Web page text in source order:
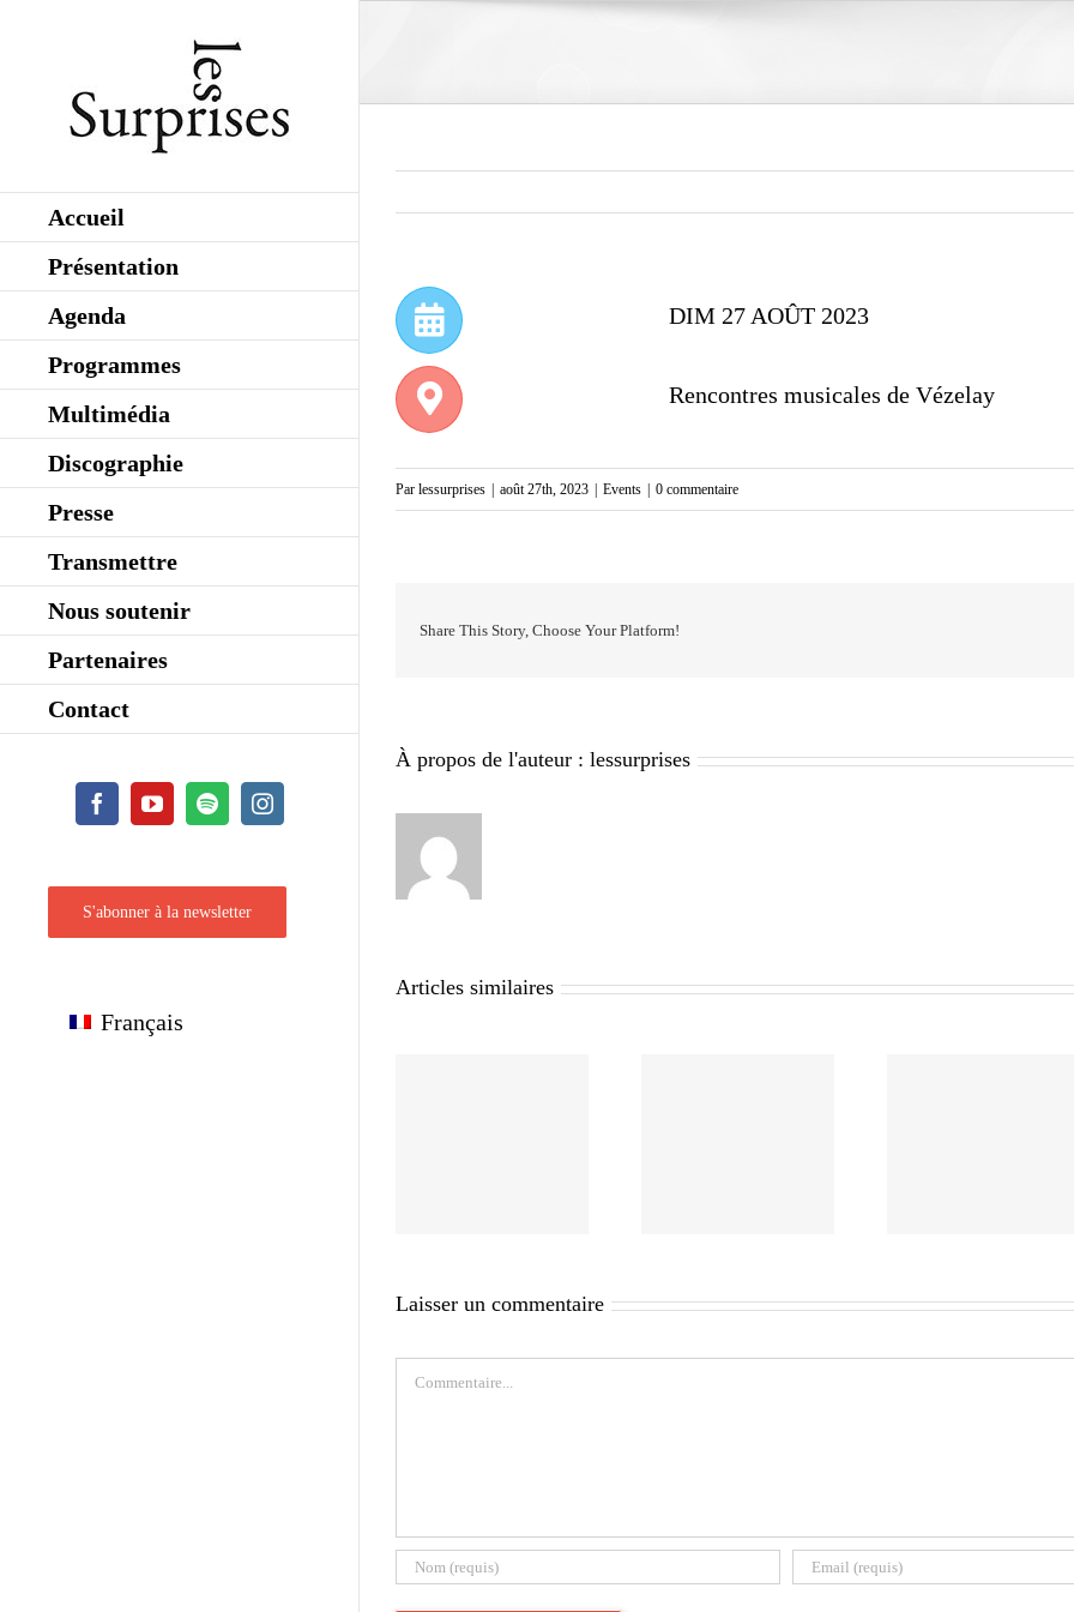
Accueil
Présentation
Agenda
Programmes
Multimédia
Discographie
Presse
Transmettre
Nous soutenir
Partenaires
Contact
FacebookYouTubeSpotifyInstagram
S'abonner à la newsletter
Français
DIM 27 AOÛT 2023
Rencontres musicales de Vézelay
Par lessurprises août 27th, 2023 Events 0 commentaire
Share This Story, Choose Your Platform!
À propos de l'auteur : lessurprises
Articles similaires
Laisser un commentaire
Commentaire